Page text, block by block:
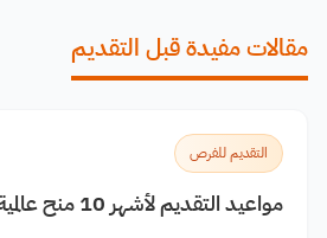
مقالات مفيدة قبل التقديم
التقديم للفرص
مواعيد التقديم لأشهر 10 منح عالمية